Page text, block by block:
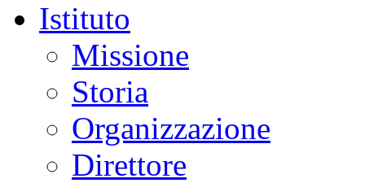
Istituto
Missione
Storia
Organizzazione
Direttore